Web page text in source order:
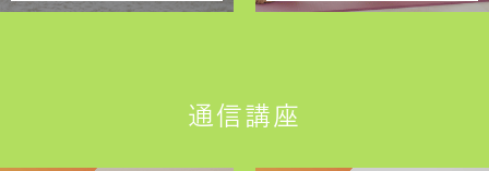
通信講座